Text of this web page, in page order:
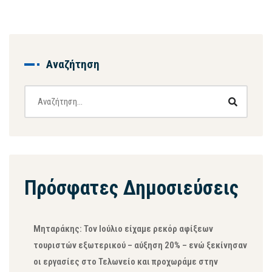
Αναζήτηση
Πρόσφατες Δημοσιεύσεις
Μηταράκης: Τον Ιούλιο είχαμε ρεκόρ αφίξεων
τουριστών εξωτερικού – αύξηση 20% – ενώ ξεκίνησαν
οι εργασίες στο Τελωνείο και προχωράμε στην